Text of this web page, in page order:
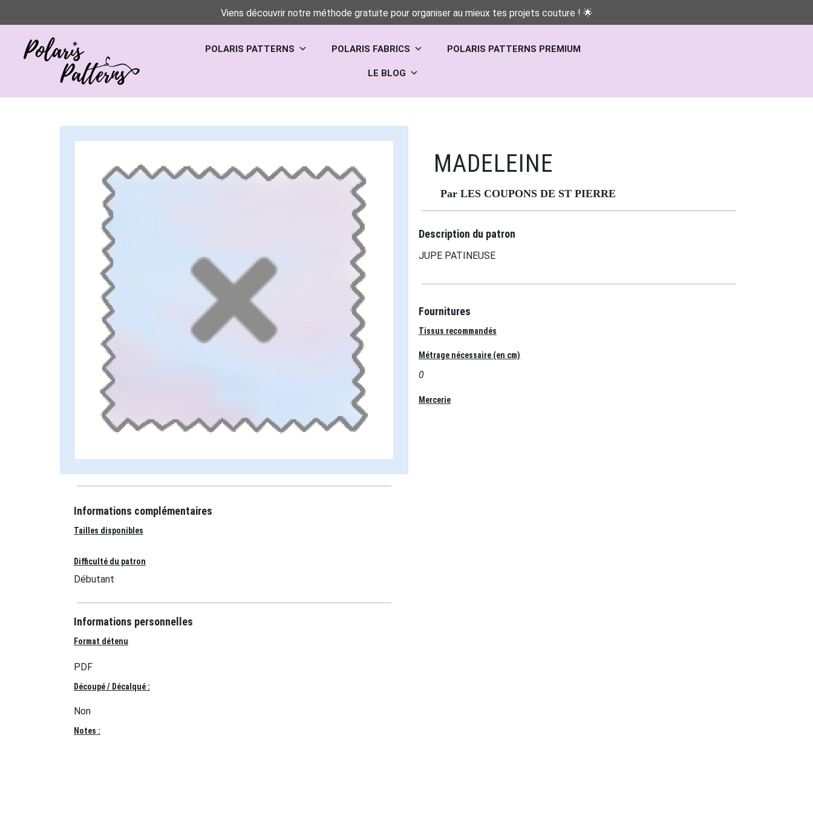
Viens découvrir notre méthode gratuite pour organiser au mieux tes projets couture ! 🌟
POLARIS PATTERNS POLARIS FABRICS POLARIS PATTERNS PREMIUM
LE BLOG
Informations complémentaires
Tailles disponibles
Difficulté du patron
Débutant
Informations personnelles
Format détenu
PDF
Découpé / Décalqué :
Non
Notes :
MADELEINE
Par LES COUPONS DE ST PIERRE
Description du patron
JUPE PATINEUSE
Fournitures
Tissus recommandés
Métrage nécessaire (en cm)
0
Mercerie